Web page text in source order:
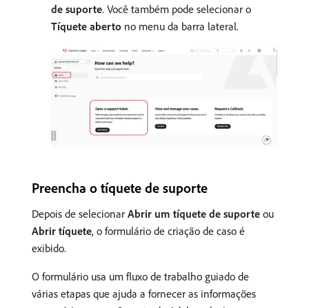
de suporte. Você também pode selecionar o
Tíquete aberto no menu da barra lateral.
Preencha o tíquete de suporte
Depois de selecionar Abrir um tíquete de suporte ou
Abrir tíquete, o formulário de criação de caso é
exibido.
O formulário usa um fluxo de trabalho guiado de
várias etapas que ajuda a fornecer as informações